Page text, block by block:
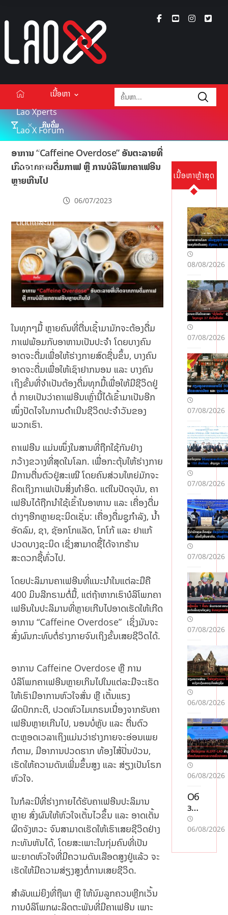
ເນື້ອຫາ
Lao Xperts
Lao X Forum
ວິດີໂອ
Podcasts
Events
ຕິດຕໍ່ໂຄສະນາ
ກິນດື່ມ
ອາການ “Caffeine Overdose” ອັນຕະລາຍທີ່
ເກີດຈາກການດື່ມກາເຟ ຫຼື ການບໍລິໂພກຄາເຟອີນ
ຫຼາຍເກີນໄປ
06/07/2023
ໃນທຸກໆມື້ ຫຼາຍຄົນທີ່ຕື່ນເຊົ້າມາມັກຈະຕ້ອງດື່ມ
ກາເຟພ້ອມກັບອາຫານເປັນປະຈຳ ໂດຍບາງຄົນ
ອາດຈະດື່ມເພື່ອໃຫ້ຮ່າງກາຍສົດຊື່ນຂຶ້ນ, ບາງຄົນ
ອາດຈະດື່ມເພື່ອໃຫ້ເຊົາຢາກນອນ ແລະ ບາງຄົນ
ເຖິງຂັ້ນທີ່ຈຳເປັນຕ້ອງດື່ມທຸກມື້ເພື່ອໃຫ້ມີຊີວິດຢູ່
ຕໍ່ ກາຍເປັນວ່າຄາເຟອີນເຫຼົ່ານີ້ໄດ້ເຂົ້າມາເປັນອີກ
ໜຶ່ງປັດໄຈໃນການດຳເນີນຊີວິດປະຈຳວັນຂອງ
ພວກເຮົາ.
ຄາເຟອີນ ແມ່ນໜຶ່ງໃນສານທີ່ຖືກໃຊ້ກັນຢ່າງ
ກວ້າງຂວາງທີ່ສຸດໃນໂລກ. ເພື່ອກະຕຸ້ນໃຫ້ຮ່າງກາຍ
ມີການຕື່ນຕົວຢູ່ສະເໝີ ໂດຍຄົນສ່ວນໃຫຍ່ມັກຈະ
ຄິດເຖິງກາເຟເປັນສິ່ງທຳອິດ. ແຕ່ໃນປັດຈຸບັນ, ຄາ
ເຟອີນໄດ້ຖືກນຳໃຊ້ເຂົ້າໃນອາຫານ ແລະ ເຄື່ອງດື່ມ
ຕ່າງໆອີກຫຼາຍຊະນິດເຊັ່ນ: ເຄື່ອງດື່ມຊູກຳລັງ, ນ້ຳ
ອັດລົມ, ຊາ, ຊັອກໂກແລັດ, ໂກໂກ້ ແລະ ຢາແກ້
ປວດບາງຊະນິດ ເຊິ່ງສາມາດຊື້ໄດ້ຈາກຮ້ານ
ສະດວກຊື້ທົ່ວໄປ.
ໂດຍປະລິມານຄາເຟອີນທີ່ແນະນຳໃນແຕ່ລະມືຄື
400 ມິນລີກຣາມຕໍ່ມື້, ແຕ່ຖ້າຫາກເຮົາບໍລິໂພກຄາ
ເຟອິນໃນປະລິມານທີ່ຫຼາຍເກີນໄປອາດເຮັດໃຫ້ເກີດ
ອາການ “Caffeine Overdose” ເຊິ່ງມັນຈະ
ສົ່ງຜົນກະທົບຕໍ່ຮ່າງກາຍຈົນເຖິງຂັ້ນເສຍຊີວິດໄດ້.
ອາການ Caffeine Overdose ຫຼື ການ
ບໍລິໂພກຄາເຟອີນຫຼາຍເກິນໄປໃນແຕ່ລະມືຈະເຮັດ
ໃຫ້ເຮົາມີອາການຫົວໃຈສັ່ນ ຫຼື ເຕັ້ນແຮງ
ຜິດປົກກະຕິ, ປວດຫົວໄມເກຣນເນື່ອງຈາກຮັບຄາ
ເຟອີນຫຼາຍເກີນໄປ, ນອນບໍ່ຫຼັບ ແລະ ຕື່ນຕົວ
ຕະຫຼອດເວລາເຖິງແມ່ນວ່າຮ່າງກາຍຈະອ່ອນເພຍ
ກໍຕາມ, ມີອາການປວດຮາກ ທ້ອງໄສ້ປັ່ນປ່ວນ,
ເຮັດໃຫ້ຄວາມດັນເພີ່ມຂຶ້ນສູງ ແລະ ສ່ຽງເປັນໂຣກ
ຫົວໃຈ.
ໃນກໍລະນີທີ່ຮ່າງກາຍໄດ້ຮັບຄາເຟອີນປະລິມານ
ຫຼາຍ ສົ່ງຜົນໃຫ້ຫົວໃຈເຕັ້ນໄວຂຶ້ນ ແລະ ອາດເຕັ້ນ
ຜິດຈັງຫວະ ຈົນສາມາດເຮັດໃຫ້ເຮົາເສຍຊີວິດຢ່າງ
ກະທັນຫັນໄດ້, ໂດຍສະເພາະໃນກຸ່ມຄົນທີ່ເປັນ
ພະຍາດຫົວໃຈທີ່ມີຄວາມດັນເລືອດສູງຢູ່ແລ້ວ ຈະ
ເຮັດໃຫ້ມີຄວາມສ່ຽງສູງຕໍ່ການເສຍຊີວິດ.
ສຳລັບແມ່ຍິງທີ່ຖືພາ ຫຼື ໃຫ້ນົມລູກຄວນຫຼີກເວັ້ນ
ການບໍລິໂພກຜະລິດຕະພັນທີ່ມີຄາເຟອີນ ເພາະ
ເນື້ອຫາຫຼ້າສຸດ
08/08/2026
07/08/2026
07/08/2026
07/08/2026
07/08/2026
07/08/2026
06/08/2026
06/08/2026
Об
зо
р
слу
ы
06/08/2026